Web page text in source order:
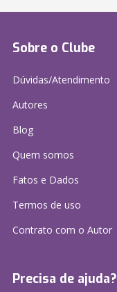
Sobre o Clube
Dúvidas/Atendimento
Autores
Blog
Quem somos
Fatos e Dados
Termos de uso
Contrato com o Autor
Precisa de ajuda?